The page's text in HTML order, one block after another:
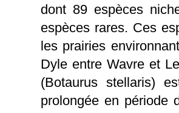
dont 89 espèces
espèces rares. Ces
les prairies
Dyle entre Wavre et
(Botaurus stellaris)
prolongée en période